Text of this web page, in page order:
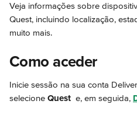
Veja informações sobre
Quest, incluindo localização,
muito mais.
Como aceder
Inicie sessão na sua conta
selecione Quest e, em seguida,